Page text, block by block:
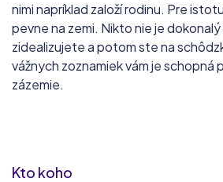
nimi napríklad založí rodinu. Pre
pevne na zemi. Nikto nie je
zidealizujete a potom ste na
vážnych zoznamiek vám je
zázemie.
Kto koho